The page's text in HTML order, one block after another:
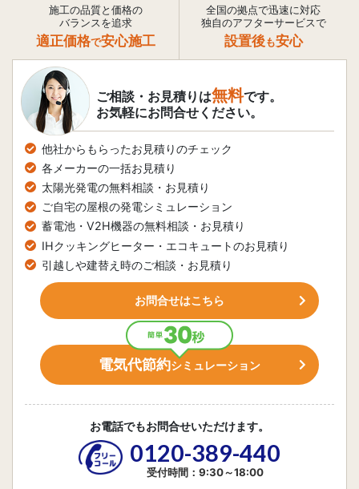
施工の品質と価格の
バランスを追求
適正価格で安心施工
全国の拠点で迅速に対応
独自のアフターサービスで
設置後も安心
ご相談・お見積りは無料です。
お気軽にお問合せください。
他社からもらったお見積りのチェック
各メーカーの一括お見積り
太陽光発電の無料相談・お見積り
ご自宅の屋根の発電シミュレーション
蓄電池・V2H機器の無料相談・お見積り
IHクッキングヒーター・エコキュートのお見積り
引越しや建替え時のご相談・お見積り
お問合せはこちら
電気代節約シミュレーション
お電話でもお問合せいただけます。
0120-389-440
受付時間：9:30～18:00